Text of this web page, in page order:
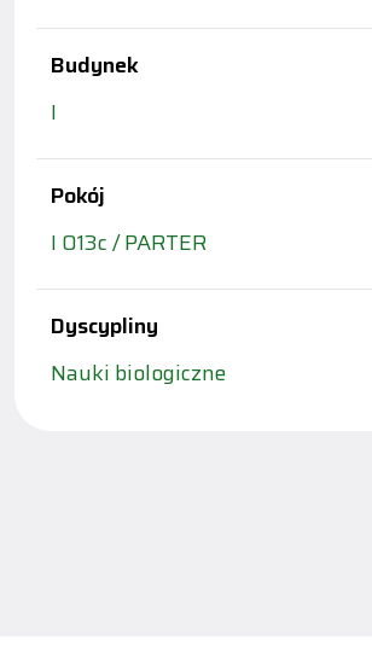
Budynek
I
Pokój
I 013c / PARTER
Dyscypliny
Nauki biologiczne